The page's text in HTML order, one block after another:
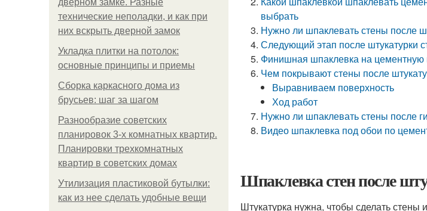
дверном замке. Разные
технические неполадки, и как при
них вскрыть дверной замок
Укладка плитки на потолок:
основные принципы и приемы
Сборка каркасного дома из
брусьев: шаг за шагом
Разнообразие советских
планировок 3-х комнатных квартир.
Планировки трехкомнатных
квартир в советских домах
Утилизация пластиковой бутылки:
как из нее сделать удобные вещи
выбрать
Нужно ли шпаклевать стены после
Следующий этап после штукатурки
Финишная шпаклевка на цементную
Чем покрывают стены после
Выравниваем поверхность
Ход работ
Нужно ли шпаклевать стены после
Видео шпаклевка под обои по
Шпаклевка стен после
Штукатурка нужна, чтобы сделать стены